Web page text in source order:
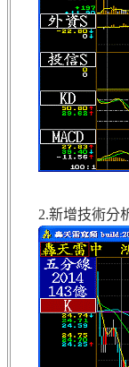
2.新增技術分